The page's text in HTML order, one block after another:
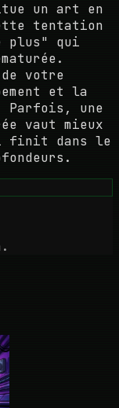
un art en
tentation
plus" qui
votre
et la
Parfois, une
vaut mieux
finit dans le